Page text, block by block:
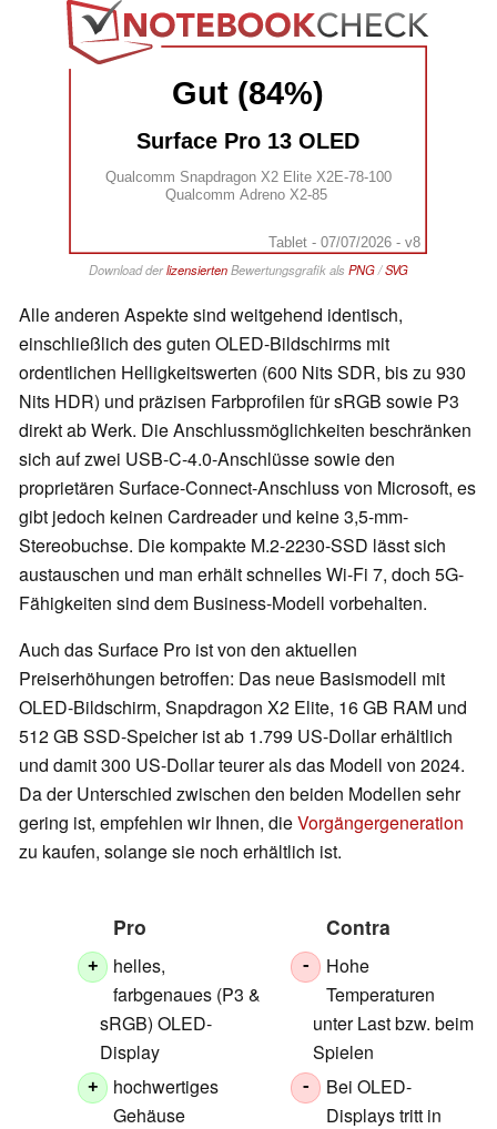
Gut (84%)
Surface Pro 13 OLED
Qualcomm Snapdragon X2 Elite X2E-78-100
Qualcomm Adreno X2-85
Tablet - 07/07/2026 - v8
Download derlizensiertenBewertungsgrafik als PNG/SVG
Alle anderen Aspekte sind weitgehend identisch,
einschließlich des guten OLED-Bildschirms mit
ordentlichen Helligkeitswerten (600 Nits SDR, bis zu 930
Nits HDR) und präzisen Farbprofilen für sRGB sowie P3
direkt ab Werk. Die Anschlussmöglichkeiten beschränken
sich auf zwei USB-C-4.0-Anschlüsse sowie den
proprietären Surface-Connect-Anschluss von Microsoft, es
gibt jedoch keinen Cardreader und keine 3,5-mm-
Stereobuchse. Die kompakte M.2-2230-SSD lässt sich
austauschen und man erhält schnelles Wi-Fi 7, doch 5G-
Fähigkeiten sind dem Business-Modell vorbehalten.
Auch das Surface Pro ist von den aktuellen
Preiserhöhungen betroffen: Das neue Basismodell mit
OLED-Bildschirm, Snapdragon X2 Elite, 16 GB RAM und
512 GB SSD-Speicher ist ab 1.799 US-Dollar erhältlich
und damit 300 US-Dollar teurer als das Modell von 2024.
Da der Unterschied zwischen den beiden Modellen sehr
gering ist, empfehlen wir Ihnen, dieVorgängergeneration
zu kaufen, solange sie noch erhältlich ist.
Pro
+
helles,
farbgenaues (P3 &
sRGB) OLED-
Display
+
hochwertiges
Gehäuse
Contra
-
Hohe
Temperaturen
unter Last bzw. beim
Spielen
-
Bei OLED-
Displays tritt in